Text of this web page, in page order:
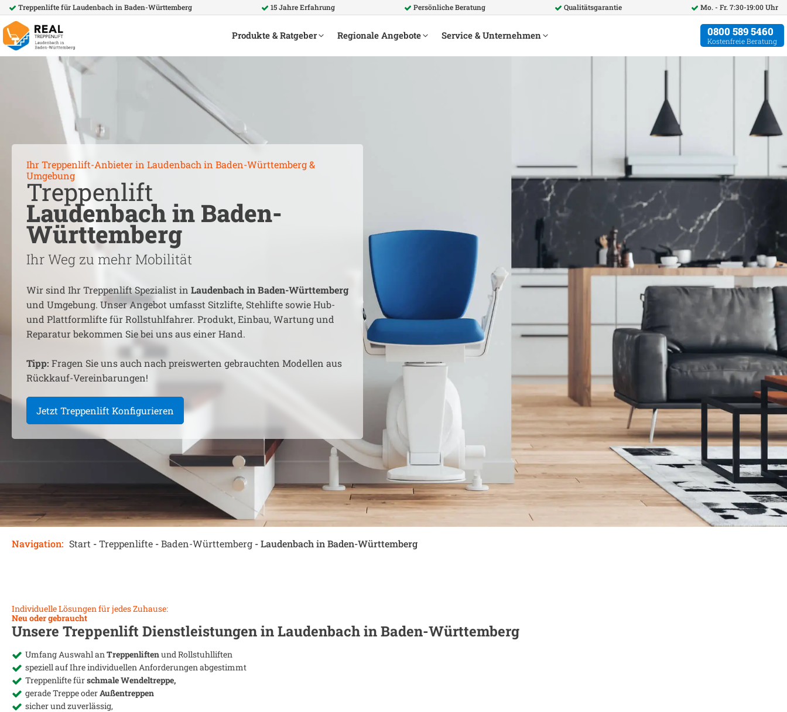
Treppenlifte fürLaudenbach in Baden-Württemberg 15 Jahre Erfahrung Persönliche Beratung Qualitätsgarantie Mo. - Fr. 7:30-19:00 Uhr
Produkte & Ratgeber Regionale Angebote Service & Unternehmen 0800 589 5460
Kostenfreie Beratung
Ihr Treppenlift-Anbieter in Laudenbach in Baden-Württemberg&
Umgebung
Treppenlift
Laudenbach in Baden-
Württemberg
Ihr Weg zu mehr Mobilität
Wir sind Ihr Treppenlift Spezialist in Laudenbach in Baden-Württemberg
und Umgebung. Unser Angebot umfasst Sitzlifte, Stehlifte sowie Hub-
und Plattformlifte für Rollstuhlfahrer. Produkt, Einbau, Wartung und
Reparatur bekommen Sie bei uns aus einer Hand.
Tipp: Fragen Sie uns auch nach preiswerten gebrauchten Modellen aus
Rückkauf-Vereinbarungen!
Jetzt Treppenlift Konfigurieren
Navigation: Start -Treppenlifte -Baden-Württemberg -Laudenbach in Baden-Württemberg
Individuelle Lösungen für jedes Zuhause:
Neu oder gebraucht
Unsere Treppenlift Dienstleistungen inLaudenbach in Baden-Württemberg
Umfang Auswahl an Treppenliftenund Rollstuhlliften
speziell auf Ihre individuellen Anforderungen abgestimmt
Treppenlifte fürschmale Wendeltreppe,
gerade Treppe oderAußentreppen
sicher und zuverlässig,